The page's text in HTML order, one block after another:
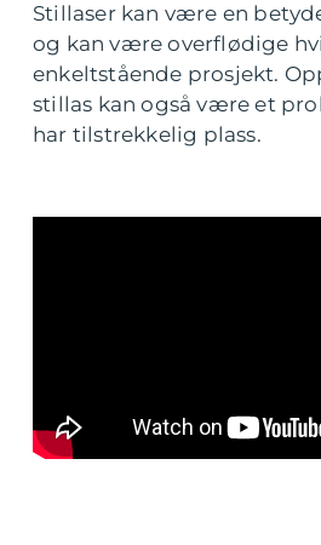
Stillaser kan være en
og kan være overflødige
enkeltstående prosjekt.
stillas kan også være et
har tilstrekkelig plass.